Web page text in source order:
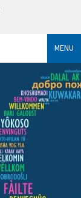
MENU